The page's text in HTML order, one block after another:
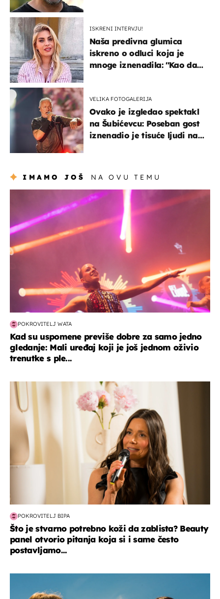
ISKRENI INTERVJU!
Naša predivna glumica
iskreno o odluci koja je
mnoge iznenadila: ''Kao da
VELIKA FOTOGALERIJA
Ovako je izgledao spektakl
na Šubićevcu: Poseban gost
iznenadio je tisuće ljudi na
IMAMO JOŠ NA OVU TEMU
POKROVITELJ WATA
Kad su uspomene previše dobre za samo jedno
gledanje: Mali uređaj koji je još jednom oživio
trenutke s ple...
moda & ljepota
POKROVITELJ BIPA
Što je stvarno potrebno koži da zablista? Beauty
panel otvorio pitanja koja si i same često
postavljamo...